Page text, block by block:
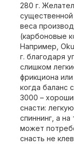
280 г.
веса
(карбоновые
Например,
г. благодаря
слишком
фрикциона
когда баланс
3000 –
снасти:
спиннинг, а
может
снасть не